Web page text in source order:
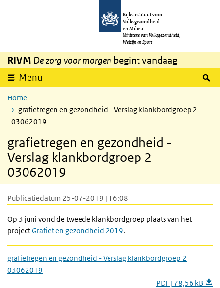
Overslaan en naar de inhoud gaan
Rijksinstituut voor
Volksgezondheid
en Milieu
Ministerie van Volksgezondheid,
Welzijn en Sport
RIVM De zorg voor morgen begint vandaag
Menu
Home
grafietregen en gezondheid - Verslag klankbordgroep 2
03062019
grafietregen en gezondheid -
Verslag klankbordgroep 2
03062019
Publicatiedatum 25-07-2019 | 16:08
Op 3 juni vond de tweede klankbordgroep plaats van het
projectGrafiet en gezondheid 2019.
grafietregen en gezondheid - Verslag klankbordgroep 2
03062019
PDF | 78,56 kB